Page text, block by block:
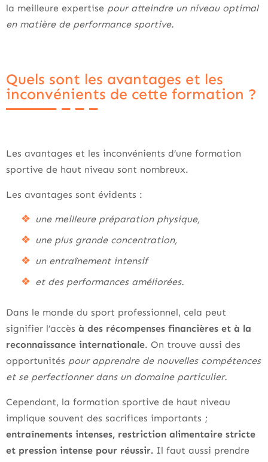
la meilleure expertise pour atteindre un niveau optimal
en matière de performance sportive.
Quels sont les avantages et les
inconvénients de cette formation ?
Les avantages et les inconvénients d’une formation
sportive de haut niveau sont nombreux.
Les avantages sont évidents :
une meilleure préparation physique,
une plus grande concentration,
un entraînement intensif
et des performances améliorées.
Dans le monde du sport professionnel, cela peut
signifier l’accès à des récompenses financières et à la
reconnaissance internationale. On trouve aussi des
opportunités pour apprendre de nouvelles compétences
et se perfectionner dans un domaine particulier.
Cependant, la formation sportive de haut niveau
implique souvent des sacrifices importants ;
entraînements intenses, restriction alimentaire stricte
et pression intense pour réussir. Il faut aussi prendre